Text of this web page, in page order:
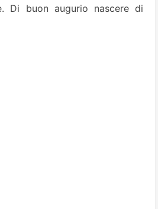
Di buon augurio nascere di